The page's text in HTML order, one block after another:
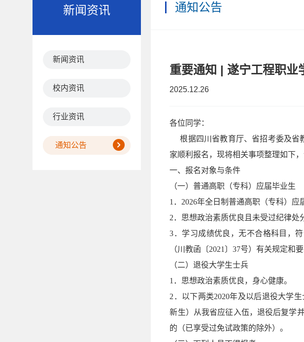
新闻资讯
新闻资讯
校内资讯
行业资讯
通知公告
通知公告
重要通知 | 遂宁工程职业
2025.12.26
各位同学：
根据四川省教育厅、省招考委及省
家顺利报名，现将相关事项整理如下
一、报名对象与条件
（一）普通高职（专科）应届毕业生
1．2026年全日制普通高职（专科）应
2．思想政治素质优良且未受过纪律处
3．学习成绩优良，无不合格科目，
（川教函〔2021〕37号）有关规定和要
（二）退役大学生士兵
1．思想政治素质优良，身心健康。
2．以下两类2020年及以后退役大学
新生）从我省应征入伍，退役后复学
的（已享受过免试政策的除外）。